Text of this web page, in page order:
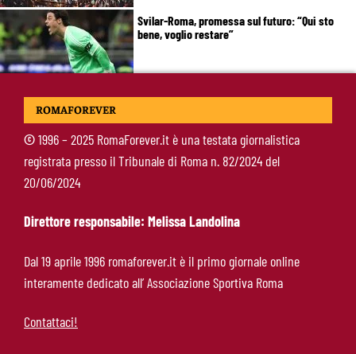
Svilar-Roma, promessa sul futuro: “Qui sto
bene, voglio restare”
Castro-Roma, messaggio Scudetto: “Non sono
Manfrè-Roma, nuova era nel vivaio: raccoglie
l’eredità di Bruno Conti
ROMAFOREVER
©1996 – 2025 RomaForever.it è una testata giornalistica
registrata presso il Tribunale di Roma n. 82/2024 del
20/06/2024
Direttore responsabile: Melissa Landolina
Dal 19 aprile 1996 romaforever.it è il primo giornale online
interamente dedicato all’ Associazione Sportiva Roma
Contattaci!